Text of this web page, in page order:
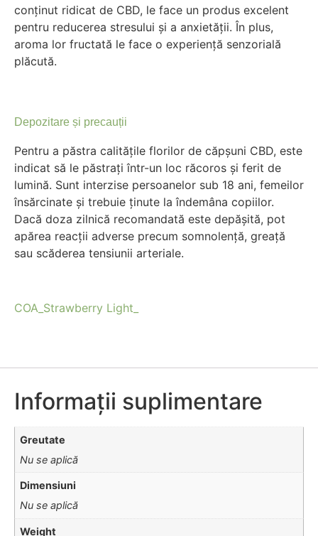
conținut ridicat de CBD, le face un produs excelent
pentru reducerea stresului și a anxietății. În plus,
aroma lor fructată le face o experiență senzorială
plăcută.
Depozitare și precauții
Pentru a păstra calitățile florilor de căpșuni CBD, este
indicat să le păstrați într-un loc răcoros și ferit de
lumină. Sunt interzise persoanelor sub 18 ani, femeilor
însărcinate și trebuie ținute la îndemâna copiilor.
Dacă doza zilnică recomandată este depășită, pot
apărea reacții adverse precum somnolență, greață
sau scăderea tensiunii arteriale.
COA_Strawberry Light_
Informații suplimentare
Greutate
Nu se aplică
Dimensiuni
Nu se aplică
Weight